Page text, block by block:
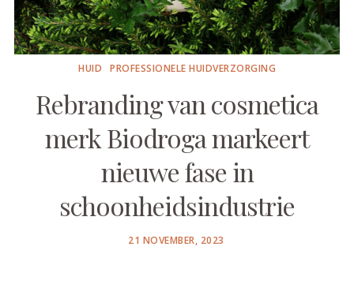
HUID PROFESSIONELE HUIDVERZORGING
Rebranding van cosmetica
merk Biodroga markeert
nieuwe fase in
schoonheidsindustrie
POSTED
21 NOVEMBER, 2023